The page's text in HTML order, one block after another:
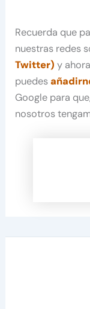
Recuerda que
nuestras redes
Twitter) y
puedes
Google para
nosotros